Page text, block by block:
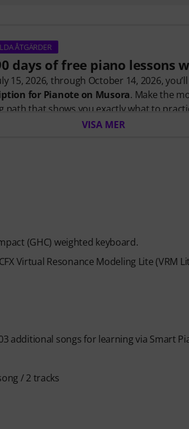
ÅTGÄRDER
days of free piano lessons
15, 2026, through October 14, 2026,
for Pianote on Musora. Make the
path that shows you exactly what to
where to start and more time
progress over time.
communityof piano players to
accessto lessons across piano, drums,
VISA MER
(GHC) weighted keyboard.
Virtual Resonance Modeling Lite (VRM
additional songs for learning via Smart
/ 2 tracks